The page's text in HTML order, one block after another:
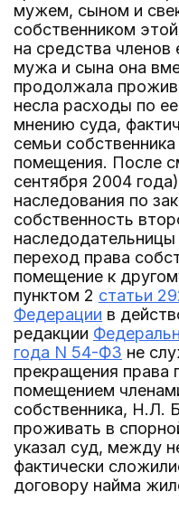
мужем, сыном и
собственником
на средства
мужа и сына она
продолжала
несла расходы по
мнению суда,
семьи
помещения. После
сентября 2004
наследования по
собственность
переход права
помещение к
пунктом 2 статьи
Федерации в
редакции
года N 54-ФЗ не
прекращения права
помещением
собственника, Н.Л.
проживать в
указал суд, между
фактически
договору найма